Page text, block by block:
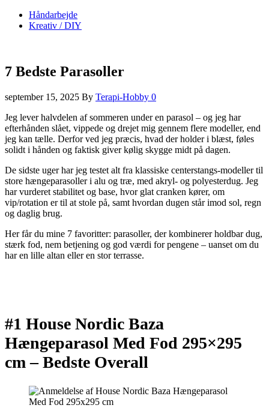
Håndarbejde
Kreativ / DIY
7 Bedste Parasoller
september 15, 2025 By Terapi-Hobby 0
Jeg lever halvdelen af sommeren under en parasol – og jeg har
efterhånden slået, vippede og drejet mig gennem flere modeller, end
jeg kan tælle. Derfor ved jeg præcis, hvad der holder i blæst, føles
solidt i hånden og faktisk giver kølig skygge midt på dagen.
De sidste uger har jeg testet alt fra klassiske centerstangs-modeller til
store hængeparasoller i alu og træ, med akryl- og polyesterdug. Jeg
har vurderet stabilitet og base, hvor glat cranken kører, om
vip/rotation er til at stole på, samt hvordan dugen står imod sol, regn
og daglig brug.
Her får du mine 7 favoritter: parasoller, der kombinerer holdbar dug,
stærk fod, nem betjening og god værdi for pengene – uanset om du
har en lille altan eller en stor terrasse.
#1 House Nordic Baza
Hængeparasol Med Fod 295×295
cm –Bedste Overall